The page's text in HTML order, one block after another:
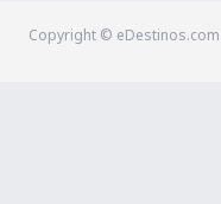
Copyright ©